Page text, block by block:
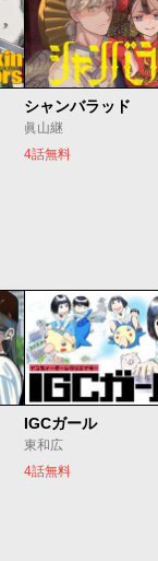
シャンバラッド
眞山継
4話無料
IGCガール
東和広
4話無料